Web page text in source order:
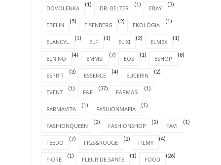
DOVOLENKA
(1)
DR. BELTER
(1)
EBAY
(3)
EBELIN
(5)
EISENBERG
(2)
EKOLÓGIA
(1)
ELANCYL
(1)
ELF
(1)
ELIXI
(2)
ELMEX
(1)
ELNINO
(4)
EMMSI
(7)
EOS
(1)
ESHOP
(8)
ESPRIT
(3)
ESSENCE
(4)
EUCERIN
(2)
EVENT
(1)
F&F
(37)
FARMASI
(1)
FARMAVITA
(1)
FASHIONMAFIA
(1)
FASHIONQUEEN
(2)
FASHIONSHOP
(2)
FAVI
(1)
FEEDO
(7)
FIGS&ROUGE
(2)
FILMY
(4)
FIORE
(1)
FLEUR DE SANTE
(1)
FOOD
(26)